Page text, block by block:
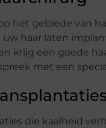
het gebiede van
uw haar laten
krijg een goede
met een
die kaalheid